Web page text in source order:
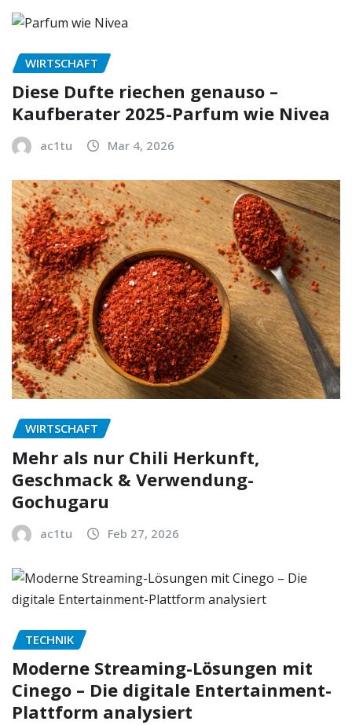
WIRTSCHAFT
Diese Dufte riechen genauso –
Kaufberater 2025-Parfum wie Nivea
ac1tu Mar 4, 2026
WIRTSCHAFT
Mehr als nur Chili Herkunft,
Geschmack & Verwendung-
Gochugaru
ac1tu Feb 27, 2026
TECHNIK
Moderne Streaming-Lösungen mit
Cinego – Die digitale Entertainment-
Plattform analysiert